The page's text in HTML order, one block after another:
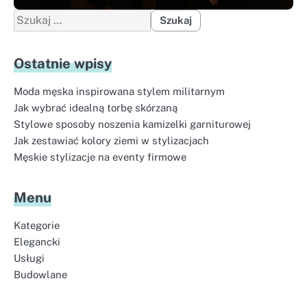
Szukaj:
Ostatnie wpisy
Moda męska inspirowana stylem militarnym
Jak wybrać idealną torbę skórzaną
Stylowe sposoby noszenia kamizelki garniturowej
Jak zestawiać kolory ziemi w stylizacjach
Męskie stylizacje na eventy firmowe
Menu
Kategorie
Elegancki
Usługi
Budowlane